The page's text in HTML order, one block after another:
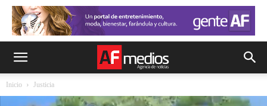
Inicio Justicia